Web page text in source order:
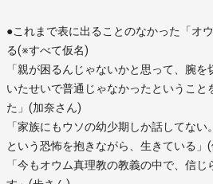
●これまで表に出ることのなかった「オ
る(※すべて仮名)
「親が困るんじゃないかと思って、腕
いたせいで普通じゃなかったということ
た」(加奈さん)
「家族にもウソの幼少期しか話してな
という恐怖を抱きながら、生きている」
「今もオウム真理教の教義の中で、信